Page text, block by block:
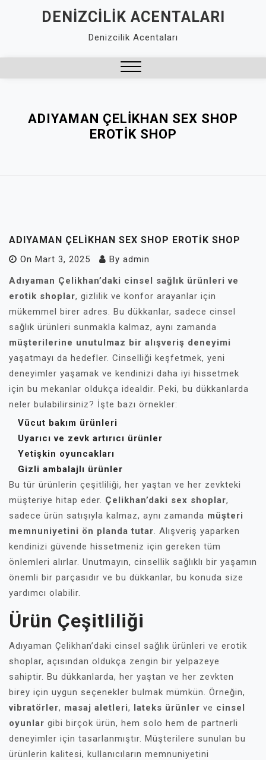
DENIZCILIK ACENTALARI
Denizcilik Acentaları
ADIYAMAN ÇELIKHAN SEX SHOP
EROTIK SHOP
ADIYAMAN ÇELIKHAN SEX SHOP EROTIK SHOP
On Mart 3, 2025 By admin
Adıyaman Çelikhan’daki cinsel sağlık ürünleri ve
erotik shoplar, gizlilik ve konfor arayanlar için
mükemmel birer adres. Bu dükkanlar, sadece cinsel
sağlık ürünleri sunmakla kalmaz, aynı zamanda
müşterilerine unutulmaz bir alışveriş deneyimi
yaşatmayı da hedefler. Cinselliği keşfetmek, yeni
deneyimler yaşamak ve kendinizi daha iyi hissetmek
için bu mekanlar oldukça idealdir. Peki, bu dükkanlarda
neler bulabilirsiniz? İşte bazı örnekler:
Vücut bakım ürünleri
Uyarıcı ve zevk artırıcı ürünler
Yetişkin oyuncakları
Gizli ambalajlı ürünler
Bu tür ürünlerin çeşitliliği, her yaştan ve her zevkteki
müşteriye hitap eder. Çelikhan’daki sex shoplar,
sadece ürün satışıyla kalmaz, aynı zamanda müşteri
memnuniyetini ön planda tutar. Alışveriş yaparken
kendinizi güvende hissetmeniz için gereken tüm
önlemleri alırlar. Unutmayın, cinsellik sağlıklı bir yaşamın
önemli bir parçasıdır ve bu dükkanlar, bu konuda size
yardımcı olabilir.
Ürün Çeşitliliği
Adıyaman Çelikhan’daki cinsel sağlık ürünleri ve erotik
shoplar, açısından oldukça zengin bir yelpazeye
sahiptir. Bu dükkanlarda, her yaştan ve her zevkten
birey için uygun seçenekler bulmak mümkün. Örneğin,
vibratörler, masaj aletleri, lateks ürünler ve cinsel
oyunlar gibi birçok ürün, hem solo hem de partnerli
deneyimler için tasarlanmıştır. Müşterilere sunulan bu
ürünlerin kalitesi, kullanıcıların memnuniyetini